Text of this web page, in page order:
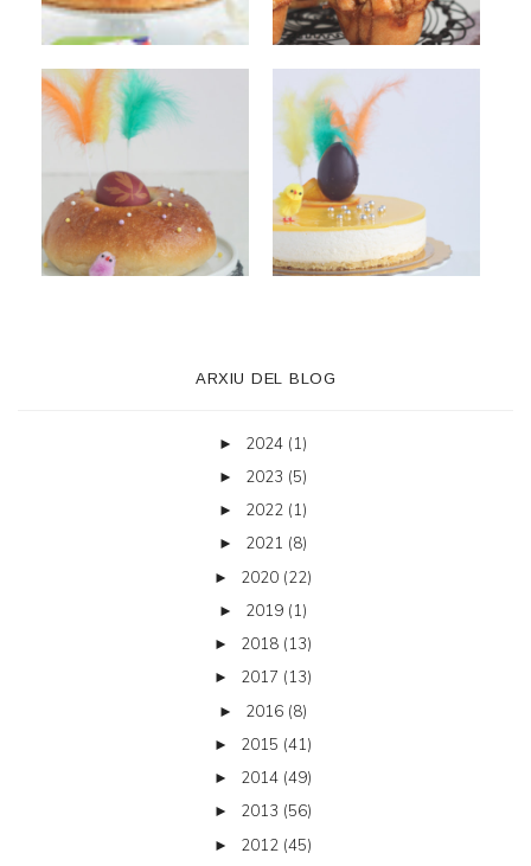
ARXIU DEL BLOG
► 2024 (1)
► 2023 (5)
► 2022 (1)
► 2021 (8)
► 2020 (22)
► 2019 (1)
► 2018 (13)
► 2017 (13)
► 2016 (8)
► 2015 (41)
► 2014 (49)
► 2013 (56)
► 2012 (45)